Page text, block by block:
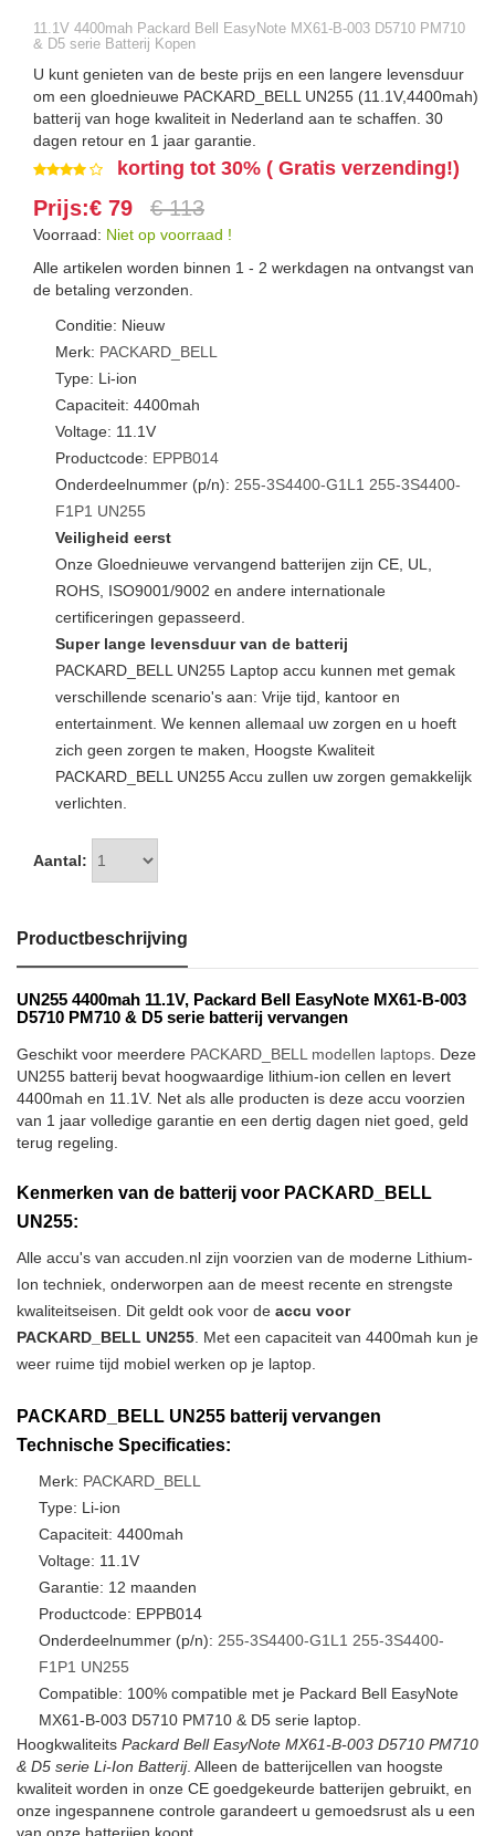
11.1V 4400mah Packard Bell EasyNote MX61-B-003 D5710 PM710
& D5 serie Batterij Kopen
U kunt genieten van de beste prijs en een langere levensduur
om een gloednieuwe PACKARD_BELL UN255 (11.1V,4400mah)
batterij van hoge kwaliteit in Nederland aan te schaffen. 30
dagen retour en 1 jaar garantie.
korting tot 30% ( Gratis verzending!)
Prijs:€ 79 € 113
Voorraad: Niet op voorraad !
Alle artikelen worden binnen 1 - 2 werkdagen na ontvangst van
de betaling verzonden.
Conditie: Nieuw
Merk: PACKARD_BELL
Type: Li-ion
Capaciteit: 4400mah
Voltage: 11.1V
Productcode: EPPB014
Onderdeelnummer (p/n): 255-3S4400-G1L1 255-3S4400-
F1P1 UN255
Veiligheid eerst
Onze Gloednieuwe vervangend batterijen zijn CE, UL,
ROHS, ISO9001/9002 en andere internationale
certificeringen gepasseerd.
Super lange levensduur van de batterij
PACKARD_BELL UN255 Laptop accu kunnen met gemak
verschillende scenario's aan: Vrije tijd, kantoor en
entertainment. We kennen allemaal uw zorgen en u hoeft
zich geen zorgen te maken, Hoogste Kwaliteit
PACKARD_BELL UN255 Accu zullen uw zorgen gemakkelijk
verlichten.
Aantal:
Productbeschrijving
UN255 4400mah 11.1V, Packard Bell EasyNote MX61-B-003
D5710 PM710 & D5 serie batterij vervangen
Geschikt voor meerdere PACKARD_BELL modellen laptops . Deze
UN255 batterij bevat hoogwaardige lithium-ion cellen en levert
4400mah en 11.1V. Net als alle producten is deze accu voorzien
van 1 jaar volledige garantie en een dertig dagen niet goed, geld
terug regeling.
Kenmerken van de batterij voor PACKARD_BELL
UN255:
Alle accu's van accuden.nl zijn voorzien van de moderne Lithium-
Ion techniek, onderworpen aan de meest recente en strengste
kwaliteitseisen. Dit geldt ook voor de accu voor
PACKARD_BELL UN255 . Met een capaciteit van 4400mah kun je
weer ruime tijd mobiel werken op je laptop.
PACKARD_BELL UN255 batterij vervangen
Technische Specificaties:
Merk: PACKARD_BELL
Type: Li-ion
Capaciteit: 4400mah
Voltage: 11.1V
Garantie: 12 maanden
Productcode: EPPB014
Onderdeelnummer (p/n): 255-3S4400-G1L1 255-3S4400-
F1P1 UN255
Compatible: 100% compatible met je Packard Bell EasyNote
MX61-B-003 D5710 PM710 & D5 serie laptop.
Hoogkwaliteits Packard Bell EasyNote MX61-B-003 D5710 PM710
& D5 serie Li-Ion Batterij. Alleen de batterijcellen van hoogste
kwaliteit worden in onze CE goedgekeurde batterijen gebruikt, en
onze ingespannene controle garandeert u gemoedsrust als u een